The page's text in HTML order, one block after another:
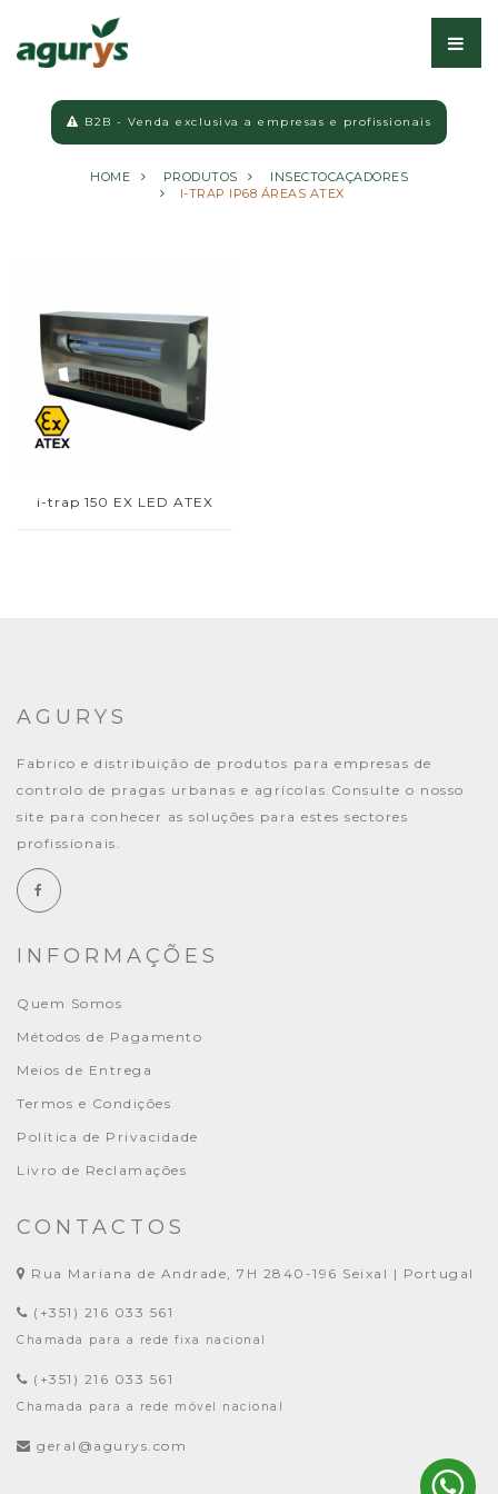
B2B - Venda exclusiva a empresas e profissionais
HOME PRODUTOS
INSECTOCAÇADORES
I-TRAP IP68 ÁREAS ATEX
i-trap 150 EX LED ATEX
AGURYS
Fabrico e distribuição de produtos para empresas de
controlo de pragas urbanas e agrícolas.Consulte o nosso
site para conhecer as soluções para estes sectores
profissionais.
INFORMAÇÕES
Quem Somos
Métodos de Pagamento
Meios de Entrega
Termos e Condições
Política de Privacidade
Livro de Reclamações
CONTACTOS
Rua Mariana de Andrade, 7H 2840-196 Seixal | Portugal
(+351) 216 033 561
Chamada para a rede fixa nacional
(+351) 216 033 561
Chamada para a rede móvel nacional
geral@agurys.com